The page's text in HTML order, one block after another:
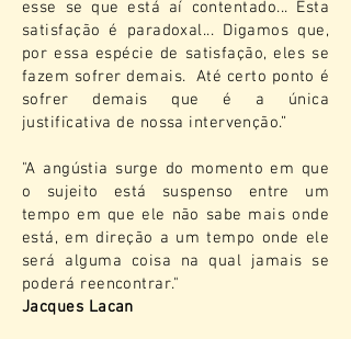
esse se que está aí contentado... Esta
satisfação é paradoxal... Digamos que,
por essa espécie de satisfação, eles se
fazem sofrer demais. Até certo ponto é
sofrer demais que é a única
justificativa de nossa intervenção.”
"A angústia surge do momento em que
o sujeito está suspenso entre um
tempo em que ele não sabe mais onde
está, em direção a um tempo onde ele
será alguma coisa na qual jamais se
poderá reencontrar."
Jacques Lacan